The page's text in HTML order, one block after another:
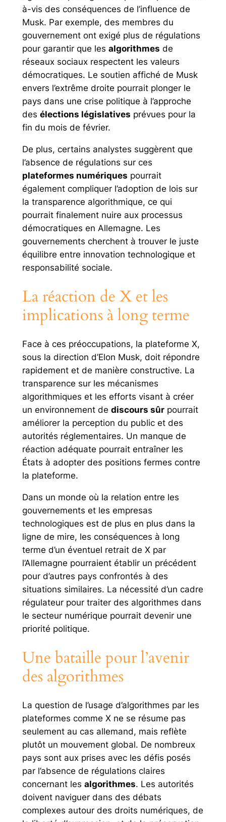
à-vis des conséquences de l’influence de
Musk. Par exemple, des membres du
gouvernement ont exigé plus de régulations
pour garantir que les algorithmes de
réseaux sociaux respectent les valeurs
démocratiques. Le soutien affiché de Musk
envers l’extrême droite pourrait plonger le
pays dans une crise politique à l’approche
des élections législatives prévues pour la
fin du mois de février.
De plus, certains analystes suggèrent que
l’absence de régulations sur ces
plateformes numériques pourrait
également compliquer l’adoption de lois sur
la transparence algorithmique, ce qui
pourrait finalement nuire aux processus
démocratiques en Allemagne. Les
gouvernements cherchent à trouver le juste
équilibre entre innovation technologique et
responsabilité sociale.
La réaction de X et les
implications à long terme
Face à ces préoccupations, la plateforme X,
sous la direction d’Elon Musk, doit répondre
rapidement et de manière constructive. La
transparence sur les mécanismes
algorithmiques et les efforts visant à créer
un environnement de discours sûrpourrait
améliorer la perception du public et des
autorités réglementaires. Un manque de
réaction adéquate pourrait entraîner les
États à adopter des positions fermes contre
la plateforme.
Dans un monde où la relation entre les
gouvernements et les empresas
technologiques est de plus en plus dans la
ligne de mire, les conséquences à long
terme d’un éventuel retrait de X par
l’Allemagne pourraient établir un précédent
pour d’autres pays confrontés à des
situations similaires. La nécessité d’un cadre
régulateur pour traiter des algorithmes dans
le secteur numérique pourrait devenir une
priorité politique.
Une bataille pour l’avenir
des algorithmes
La question de l’usage d’algorithmes par les
plateformes comme X ne se résume pas
seulement au cas allemand, mais reflète
plutôt un mouvement global. De nombreux
pays sont aux prises avec les défis posés
par l’absence de régulations claires
concernant les algorithmes. Les autorités
doivent naviguer dans des débats
complexes autour des droits numériques, de